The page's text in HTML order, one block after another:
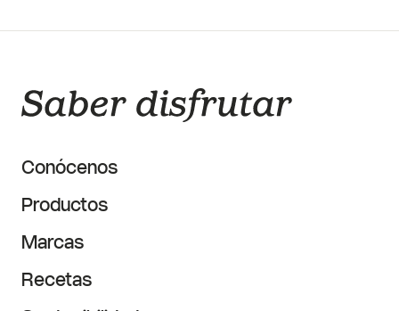
Conócenos
Productos
Marcas
Recetas